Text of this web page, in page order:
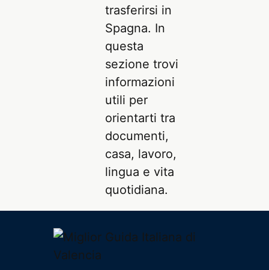
trasferirsi in
Spagna. In
questa
sezione trovi
informazioni
utili per
orientarti tra
documenti,
casa, lavoro,
lingua e vita
quotidiana.